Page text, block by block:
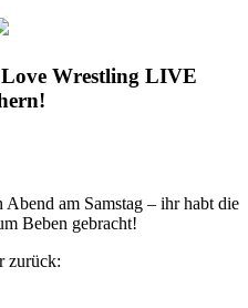
Wrestling LIVE
am Samstag – ihr habt die
Beben gebracht!
zurück: